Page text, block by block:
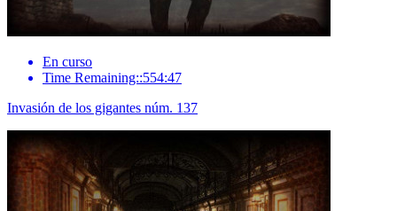
En curso
Time Remaining::554:47
Invasión de los gigantes núm. 137